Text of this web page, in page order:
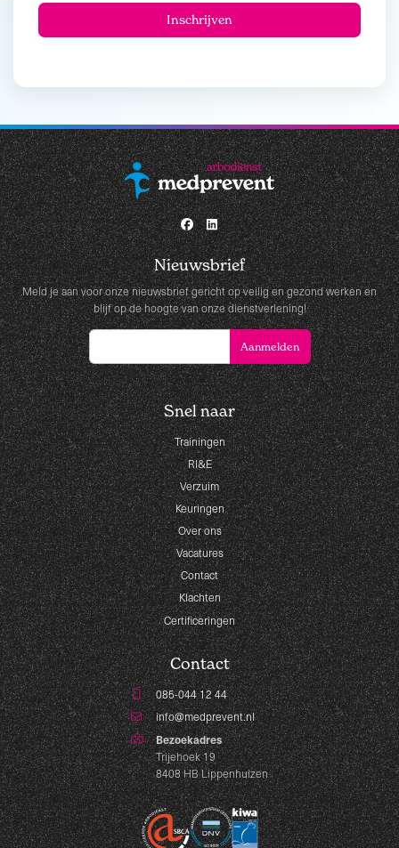
Nieuwsbrief
Meld je aan voor onze nieuwsbrief gericht op veilig en gezond werken en
blijf op de hoogte van onze dienstverlening!
Snel naar
Trainingen
RI&E
Verzuim
Keuringen
Over ons
Vacatures
Contact
Klachten
Certificeringen
Contact
085-044 12 44
info@medprevent.nl
Bezoekadres
Trijehoek 19
8408 HB Lippenhuizen